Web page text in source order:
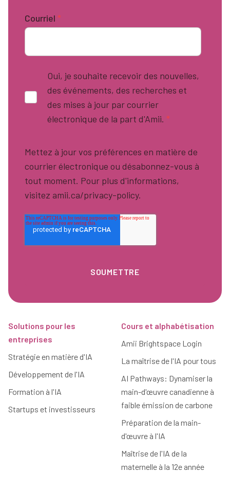
Courriel *
Oui, je souhaite recevoir des nouvelles,
des événements, des recherches et
des mises à jour par courrier
électronique de la part d'Amii. *
Mettez à jour vos préférences en matière de
courrier électronique ou désabonnez-vous à
tout moment. Pour plus d'informations,
visitez amii.ca/privacy-policy.
Solutions pour les
entreprises
Stratégie en matière d'IA
Développement de l'IA
Formation à l'IA
Startups et investisseurs
Cours et alphabétisation
Amii Brightspace Login
La maîtrise de l'IA pour tous
AI Pathways: Dynamiser la
main-d'œuvre canadienne à
faible émission de carbone
Préparation de la main-
d'œuvre à l'IA
Maîtrise de l'IA de la
maternelle à la 12e année